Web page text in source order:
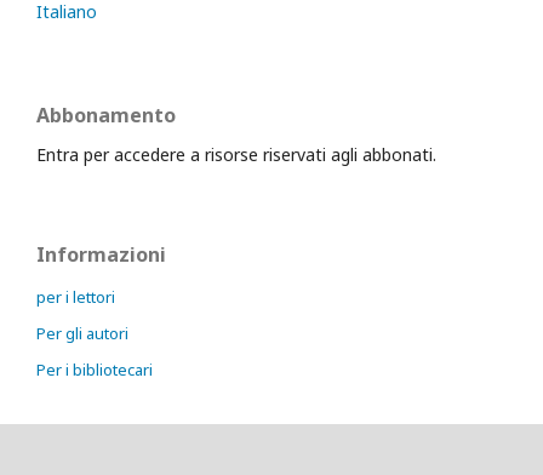
Italiano
Abbonamento
Entra per accedere a risorse riservati agli abbonati.
Informazioni
per i lettori
Per gli autori
Per i bibliotecari